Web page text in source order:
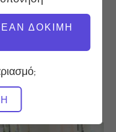
ΔΟΚΙΜΉ
να σας αρέσουν